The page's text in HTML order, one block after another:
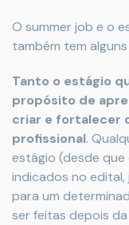
O summer job e o
também tem
Tanto o estágio
propósito de
criar e fortalecer
profissional.
estágio (desde
indicados no
para um
ser feitas depois